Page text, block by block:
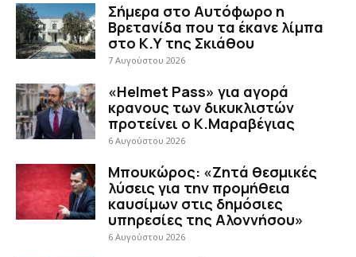
Σήμερα στο Αυτόφωρο η
Βρετανίδα που τα έκανε λίμπα
στο Κ.Υ της Σκιάθου
7 Αυγούστου 2026
«Helmet Pass» για αγορά
κρανους των δικυκλιστών
προτείνει ο Κ.Μαραβέγιας
6 Αυγούστου 2026
Μπουκώρος: «Ζητά θεσμικές
λύσεις για την προμήθεια
καυσίμων στις δημόσιες
υπηρεσίες της Αλοννήσου»
6 Αυγούστου 2026